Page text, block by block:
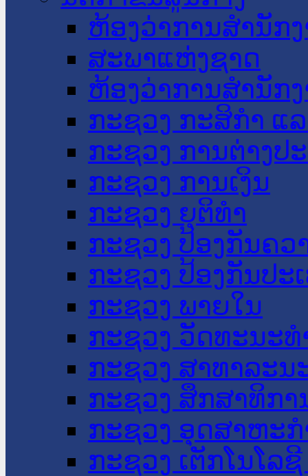
ຫ້ອງວ່າການສໍານັກ
ສະພາແຫ່ງຊາດ
ຫ້ອງວ່າການສຳນັກ
ກະຊວງ ກະສິກຳ ແ
ກະຊວງ ການຕ່າງປ
ກະຊວງ ການເງິນ
ກະຊວງ ຍຸຕິທໍາ
ກະຊວງ ປ້ອງກັນຄວ
ກະຊວງ ປ້ອງກັນປະ
ກະຊວງ ພາຍໃນ
ກະຊວງ ວັດທະນະ
ກະຊວງ ສາທາລະນ
ກະຊວງ ສຶກສາທິກາ
ກະຊວງ ອຸດສາຫະ
ກະຊວງ ເຕັກໂນໂລ